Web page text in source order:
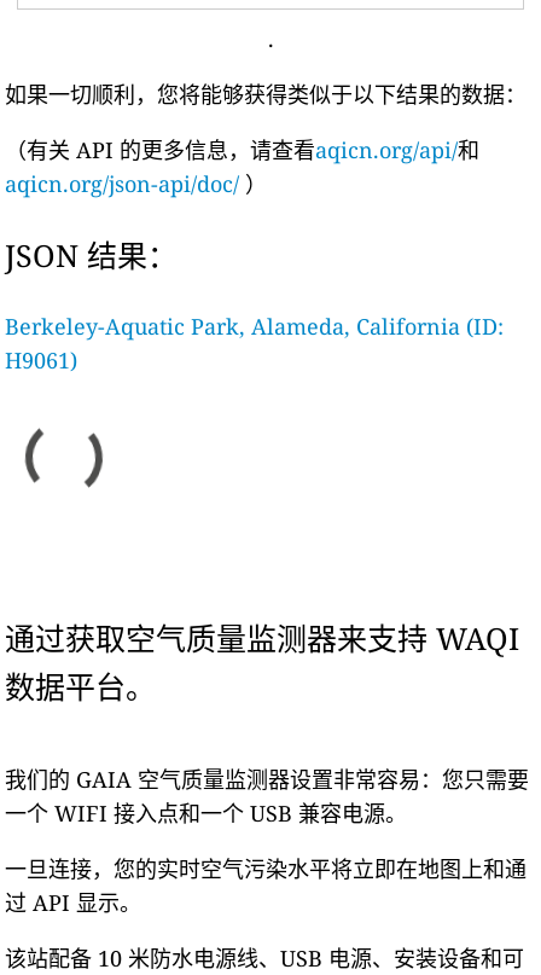
.
如果一切顺利，您将能够获得类似于以下结果的数据：
（有关 API 的更多信息，请查看aqicn.org/api/和
aqicn.org/json-api/doc/ ）
JSON 结果：
Berkeley-Aquatic Park, Alameda, California (ID:
H9061)
通过获取空气质量监测器来支持 WAQI
数据平台。
我们的 GAIA 空气质量监测器设置非常容易：您只需要
一个 WIFI 接入点和一个 USB 兼容电源。
一旦连接，您的实时空气污染水平将立即在地图上和通
过 API 显示。
该站配备 10 米防水电源线、USB 电源、安装设备和可